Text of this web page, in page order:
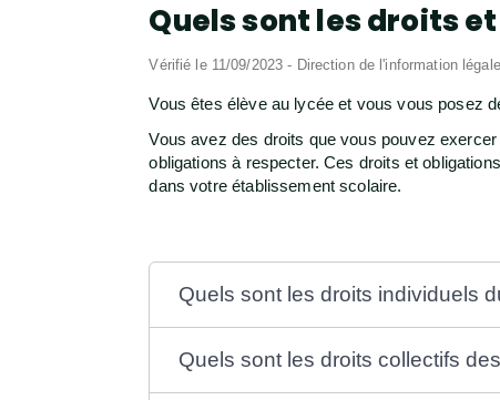
Quels sont les droits
Vérifié le 11/09/2023 - Direction de l'information
Vous êtes élève au lycée et vous vous posez
Vous avez des droits que vous pouvez
obligations à respecter. Ces droits et
dans votre établissement scolaire.
Quels sont les droits individuels
Quels sont les droits collectifs